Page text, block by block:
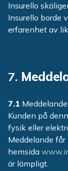
Insurello
Insurello borde
erfarenhet av
7.
7.1
Kunden på
fysik eller
Meddelande
hemsida
är lämpligt.